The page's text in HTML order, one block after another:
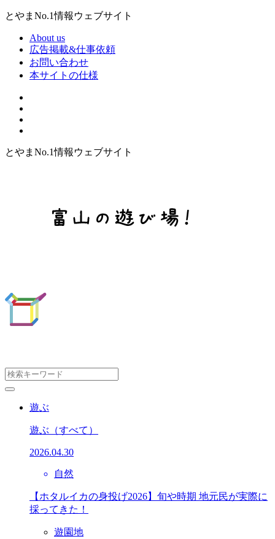
とやまNo.1情報ウェブサイト
About us
広告掲載&仕事依頼
お問い合わせ
本サイトの仕様
とやまNo.1情報ウェブサイト
遊ぶ
遊ぶ （すべて）
2026.04.30
自然
【ホタルイカの身投げ2026】旬や時期 地元民が実際に
採ってきた！
遊園地